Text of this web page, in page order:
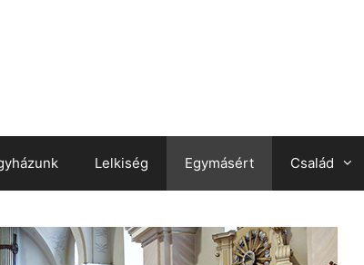
Lelkiség Egymásért Család